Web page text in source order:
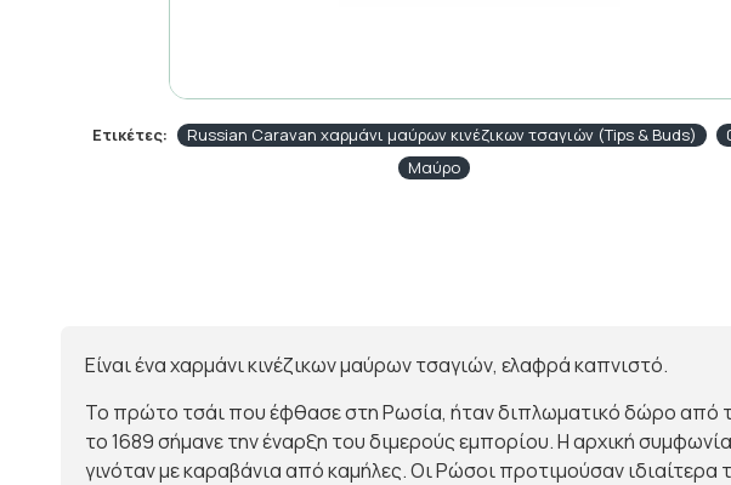
Ετικέτες: Russian Caravan χαρμάνι μαύρων κινέζικων τσαγιών (Tips & Buds)
Μαύρο
Είναι ένα χαρμάνι κινέζικων μαύρων τσαγιών, ελαφρά καπνιστό.
Το πρώτο τσάι που έφθασε στη Ρωσία, ήταν διπλωματικό δώρο από
το 1689 σήμανε την έναρξη του διμερούς εμπορίου. Η αρχική
γινόταν με καραβάνια από καμήλες. Οι Ρώσοι προτιμούσαν